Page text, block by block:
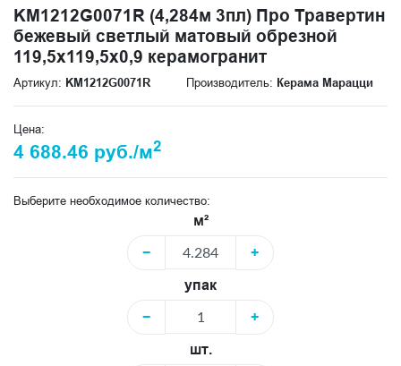
KM1212G0071R (4,284м 3пл) Про Травертин
бежевый светлый матовый обрезной
119,5x119,5x0,9 керамогранит
Артикул: KM1212G0071R Производитель: Керама Марацци
Цена:
4 688.46 руб./м2
Выберите необходимое количество:
м²
−
+
упак
−
+
шт.